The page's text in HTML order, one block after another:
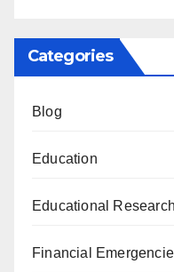
Categories
Blog
Education
Educational Research
Financial